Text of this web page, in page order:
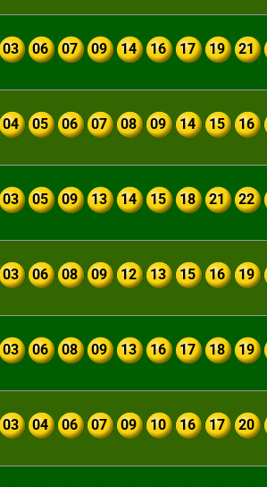
03 06 07 09 14 16 17 19 21
04 05 06 07 08 09 14 15 16
03 05 09 13 14 15 18 21 22
03 06 08 09 12 13 15 16 19
03 06 08 09 13 16 17 18 19
03 04 06 07 09 10 16 17 20